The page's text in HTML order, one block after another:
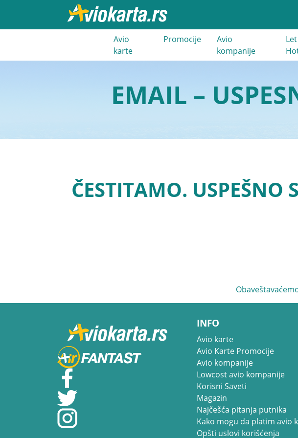
Avio
karte
Promocije
Avio
kompanije
EMAIL –
ČESTITAMO. USPEŠNO
INFO
Avio karte
Avio Karte Promocije
Avio kompanije
Lowcost avio kompanije
Korisni Saveti
Magazin
Najčešća pitanja putnika
Kako mogu da platim avio
Opšti uslovi korišćenja